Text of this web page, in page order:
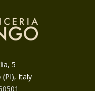
5
(PI), Italy